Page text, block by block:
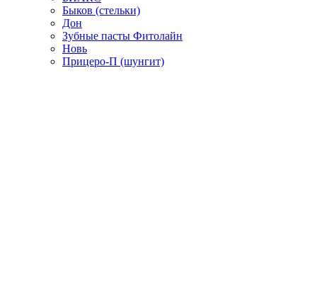
Быков (стельки)
Дон
Зубные пасты Фитолайн
Новь
Прицеро-П (шунгит)